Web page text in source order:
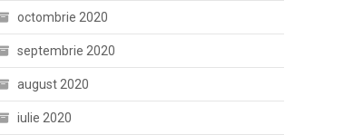
octombrie 2020
septembrie 2020
august 2020
iulie 2020